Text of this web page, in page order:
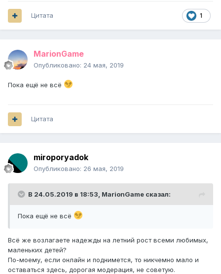
1
Цитата
MarionGame
Опубликовано: 24 мая, 2019
Пока ещё не всё
Цитата
miroporyadok
Опубликовано: 26 мая, 2019
В 24.05.2019 в 18:53, MarionGame сказал:
Пока ещё не всё
Всё же возлагаете надежды на летний рост всеми любимых,
маленьких детей?
По-моему, если онлайн и поднимется, то никчемно мало и
оставаться здесь, дорогая модерация, не советую.